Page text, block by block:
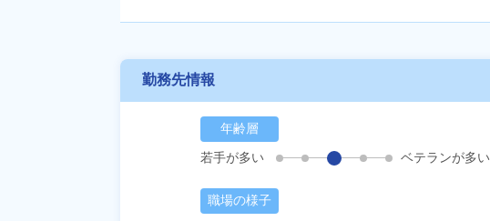
勤務先情報
年齢層
若手が多い
ベテランが多い
職場の様子